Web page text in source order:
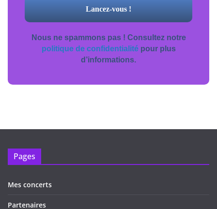
Nous ne spammons pas ! Consultez notre
politique de confidentialitépour plus
d’informations.
Pages
Mes concerts
Partenaires